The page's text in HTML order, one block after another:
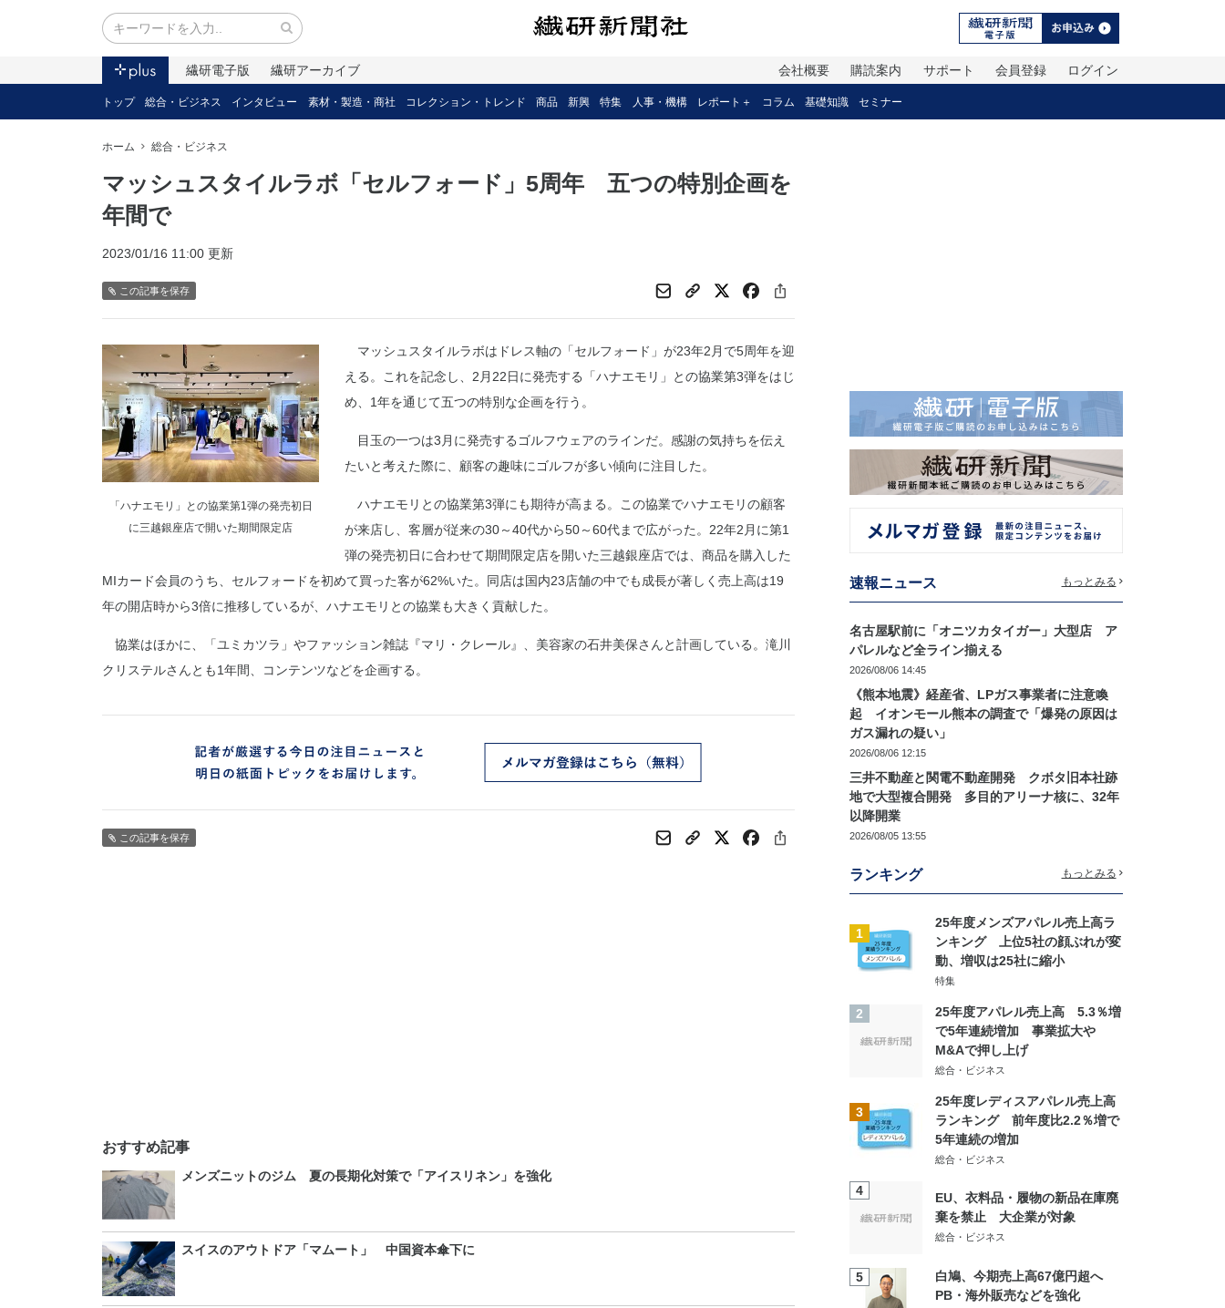
繊研電子版 繊研アーカイブ ログイン
会員登録
サポート
購読案内
会社概要
トップ 総合・ビジネス インタビュー 素材・製造・商社 コレクション・トレンド 商品 新興 特集 人事・機構 レポート＋ コラム 基礎知識 セミナー
ホーム 総合・ビジネス
マッシュスタイルラボ「セルフォード」5周年 五つの特別企画を
年間で
2023/01/16 11:00 更新
この記事を保存
「ハナエモリ」との協業第1弾の発売初日
に三越銀座店で開いた期間限定店
マッシュスタイルラボはドレス軸の「セルフォード」が23年2月で5周年を迎
える。これを記念し、2月22日に発売する「ハナエモリ」との協業第3弾をはじ
め、1年を通じて五つの特別な企画を行う。
目玉の一つは3月に発売するゴルフウェアのラインだ。感謝の気持ちを伝え
たいと考えた際に、顧客の趣味にゴルフが多い傾向に注目した。
ハナエモリとの協業第3弾にも期待が高まる。この協業でハナエモリの顧客
が来店し、客層が従来の30～40代から50～60代まで広がった。22年2月に第1
弾の発売初日に合わせて期間限定店を開いた三越銀座店では、商品を購入した
MIカード会員のうち、セルフォードを初めて買った客が62%いた。同店は国内23店舗の中でも成長が著しく売上高は19
年の開店時から3倍に推移しているが、ハナエモリとの協業も大きく貢献した。
協業はほかに、「ユミカツラ」やファッション雑誌『マリ・クレール』、美容家の石井美保さんと計画している。滝川
クリステルさんとも1年間、コンテンツなどを企画する。
この記事を保存
おすすめ記事
メンズニットのジム 夏の長期化対策で「アイスリネン」を強化
スイスのアウトドア「マムート」 中国資本傘下に
速報ニュース もっとみる
名古屋駅前に「オニツカタイガー」大型店 ア
パレルなど全ライン揃える
2026/08/06 14:45
《熊本地震》経産省、LPガス事業者に注意喚
起 イオンモール熊本の調査で「爆発の原因は
ガス漏れの疑い」
2026/08/06 12:15
三井不動産と関電不動産開発 クボタ旧本社跡
地で大型複合開発 多目的アリーナ核に、32年
以降開業
2026/08/05 13:55
ランキング もっとみる
1
25年度メンズアパレル売上高ラ
ンキング 上位5社の顔ぶれが変
動、増収は25社に縮小
特集
2
25年度アパレル売上高 5.3％増
で5年連続増加 事業拡大や
M&Aで押し上げ
総合・ビジネス
3
25年度レディスアパレル売上高
ランキング 前年度比2.2％増で
5年連続の増加
総合・ビジネス
4
EU、衣料品・履物の新品在庫廃
棄を禁止 大企業が対象
総合・ビジネス
5
白鳩、今期売上高67億円超へ
PB・海外販売などを強化